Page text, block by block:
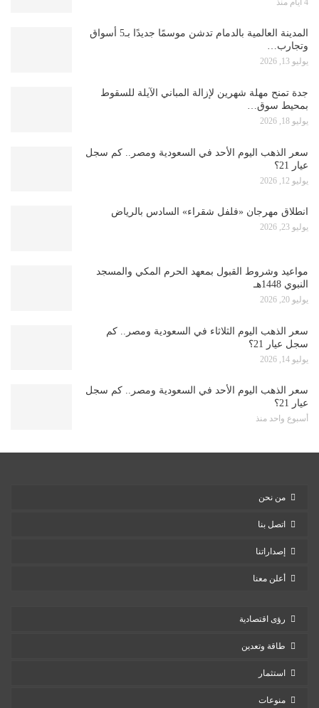
المدينة العالمية بالدمام تدشن موسمًا جديدًا بـ5 أسواق
وتجارب…
يوليو 13, 2026
جدة تمنح مهلة شهرين لإزالة المباني الآيلة للسقوط
بمحيط سوق…
يوليو 18, 2026
سعر الذهب اليوم الأحد في السعودية ومصر.. كم سجل
عيار 21؟
يوليو 12, 2026
انطلاق مهرجان «فلفل شقراء» السادس بالرياض
يوليو 23, 2026
مواعيد وشروط القبول بمعهد الحرم المكي والمسجد
النبوي 1448هـ
يوليو 20, 2026
سعر الذهب اليوم الثلاثاء في السعودية ومصر.. كم
سجل عيار 21؟
يوليو 14, 2026
سعر الذهب اليوم الأحد في السعودية ومصر.. كم سجل
عيار 21؟
أسبوع واحد منذ
من نحن
اتصل بنا
إصداراتنا
أعلن معنا
رؤى اقتصادية
طاقة وتعدين
استثمار
منوعات